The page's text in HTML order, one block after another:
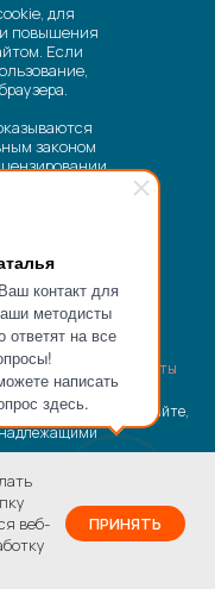
контакт для
методисты
ответят на все
написать
здесь.
Получить скидку
для
повышения
Если
законом
науки и высшего
Политика обработки
|Согласие на
материалов
Возврат оплаты
размещенные на сайте,
веб-
ПРИНЯТЬ